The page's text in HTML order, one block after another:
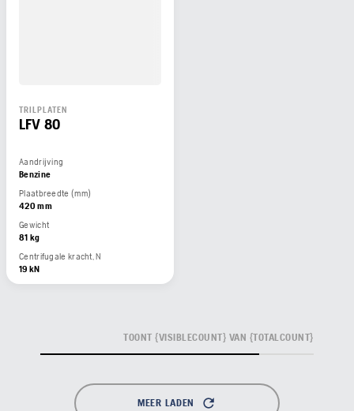
TRILPLATEN
LFV 80
Aandrijving
Benzine
Plaatbreedte (mm)
420 mm
Gewicht
81 kg
Centrifugale kracht, N
19 kN
MEER LADEN
TOONT {VISIBLECOUNT} VAN {TOTALCOUNT}